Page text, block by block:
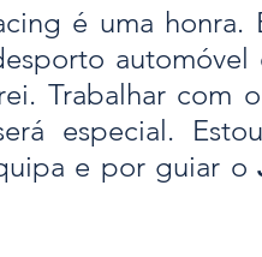
é uma honra.
automóvel
Trabalhar com
especial.
e por guiar o